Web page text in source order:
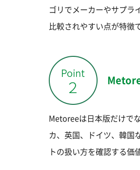
ゴリでメーカーやサプラ
比較されやすい点が特徴
Metoreeは日本版だけで
カ、英国、ドイツ、韓国
トの扱い方を確認する価